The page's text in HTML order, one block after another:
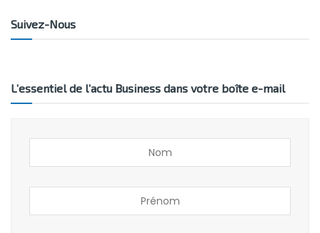
Suivez-Nous
L’essentiel de l’actu Business dans votre boîte e-mail